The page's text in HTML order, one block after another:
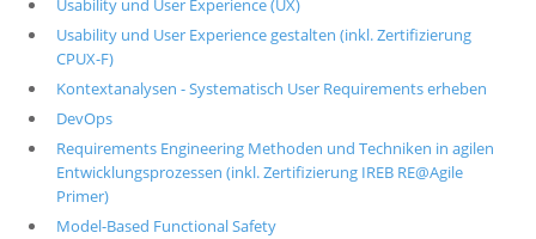
Usability und User Experience (UX)
Usability und User Experience gestalten (inkl. Zertifizierung
CPUX-F)
Kontextanalysen - Systematisch User Requirements erheben
DevOps
Requirements Engineering Methoden und Techniken in agilen
Entwicklungsprozessen (inkl. Zertifizierung IREB RE@Agile
Primer)
Model-Based Functional Safety